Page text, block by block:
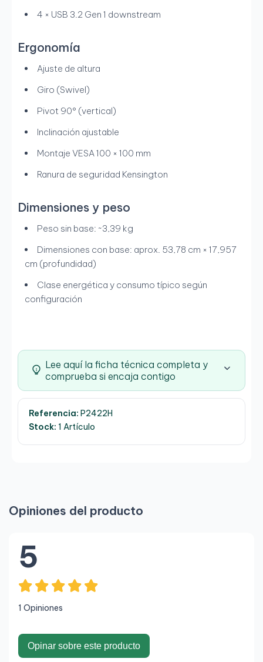
4 × USB 3.2 Gen 1 downstream
Ergonomía
Ajuste de altura
Giro (Swivel)
Pivot 90° (vertical)
Inclinación ajustable
Montaje VESA 100 × 100 mm
Ranura de seguridad Kensington
Dimensiones y peso
Peso sin base: ~3,39 kg
Dimensiones con base: aprox. 53,78 cm × 17,957
cm (profundidad)
Clase energética y consumo típico según
configuración
Lee aquí la ficha técnica completa y
comprueba si encaja contigo
Referencia: P2422H
Stock: 1 Artículo
Opiniones del producto
5
1 Opiniones
Opinar sobre este producto